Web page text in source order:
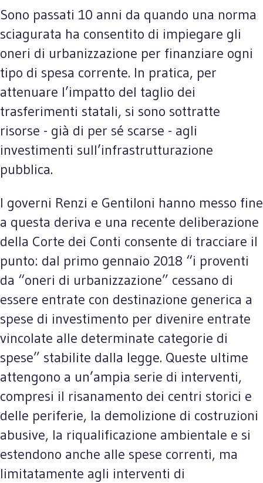
Sono passati 10 anni da quando una norma
sciagurata ha consentito di impiegare gli
oneri di urbanizzazione per finanziare ogni
tipo di spesa corrente. In pratica, per
attenuare l’impatto del taglio dei
trasferimenti statali, si sono sottratte
risorse - già di per sé scarse - agli
investimenti sull’infrastrutturazione
pubblica.
I governi Renzi e Gentiloni hanno messo fine
a questa deriva e una recente deliberazione
della Corte dei Conti consente di tracciare il
punto: dal primo gennaio 2018 “i proventi
da “oneri di urbanizzazione” cessano di
essere entrate con destinazione generica a
spese di investimento per divenire entrate
vincolate alle determinate categorie di
spese” stabilite dalla legge. Queste ultime
attengono a un’ampia serie di interventi,
compresi il risanamento dei centri storici e
delle periferie, la demolizione di costruzioni
abusive, la riqualificazione ambientale e si
estendono anche alle spese correnti, ma
limitatamente agli interventi di